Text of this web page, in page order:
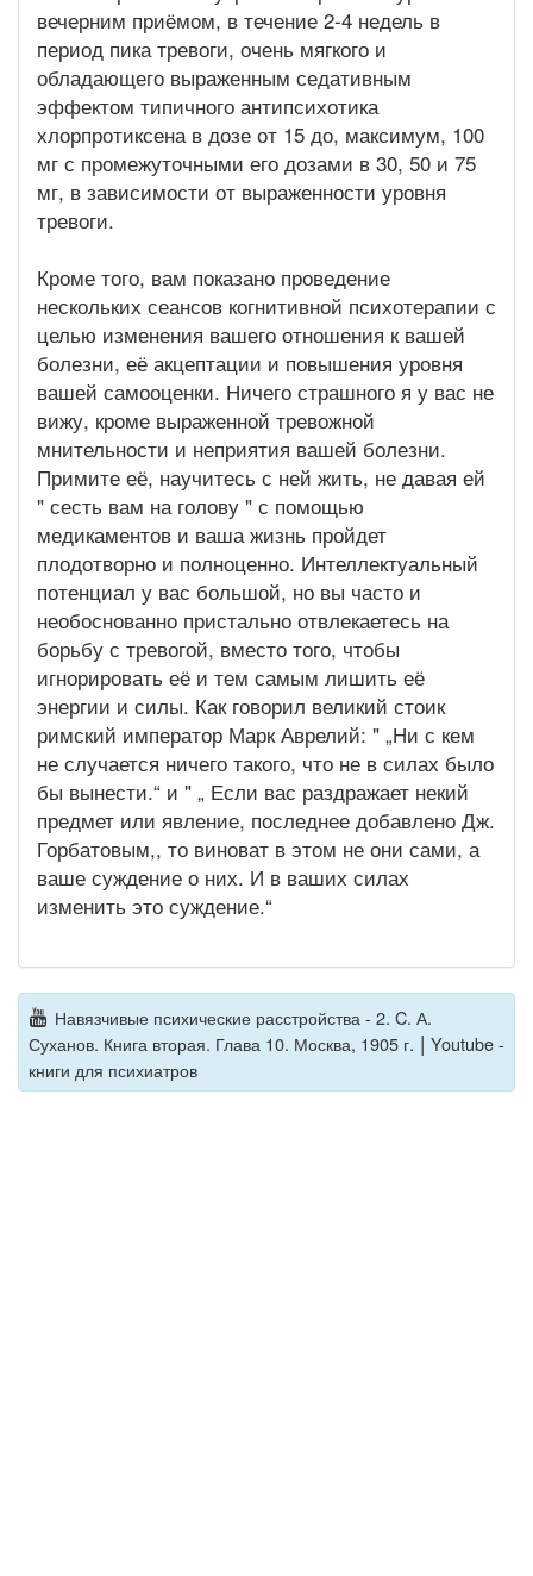
вечерним приёмом, в течение 2-4 недель в
период пика тревоги, очень мягкого и
обладающего выраженным седативным
эффектом типичного антипсихотика
хлорпротиксена в дозе от 15 до, максимум, 100
мг с промежуточными его дозами в 30, 50 и 75
мг, в зависимости от выраженности уровня
тревоги.
Кроме того, вам показано проведение
нескольких сеансов когнитивной психотерапии с
целью изменения вашего отношения к вашей
болезни, её акцептации и повышения уровня
вашей самооценки. Ничего страшного я у вас не
вижу, кроме выраженной тревожной
мнительности и неприятия вашей болезни.
Примите её, научитесь с ней жить, не давая ей
" сесть вам на голову " с помощью
медикаментов и ваша жизнь пройдет
плодотворно и полноценно. Интеллектуальный
потенциал у вас большой, но вы часто и
необоснованно пристально отвлекаетесь на
борьбу с тревогой, вместо того, чтобы
игнорировать её и тем самым лишить её
энергии и силы. Как говорил великий стоик
римский император Марк Аврелий: " „Ни с кем
не случается ничего такого, что не в силах было
бы вынести.“ и " „ Если вас раздражает некий
предмет или явление, последнее добавлено Дж.
Горбатовым,, то виноват в этом не они сами, а
ваше суждение о них. И в ваших силах
изменить это суждение.“
Навязчивые психические расстройства - 2. C. А.
Суханов. Книга вторая. Глава 10. Москва, 1905 г. | Youtube -
книги для психиатров